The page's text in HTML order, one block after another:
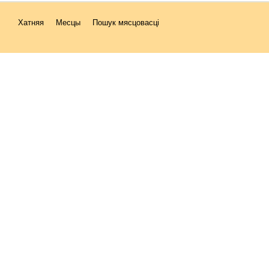
Хатняя Месцы Пошук мясцовасці